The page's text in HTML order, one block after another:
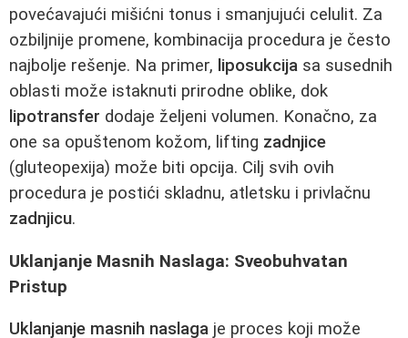
povećavajući mišićni tonus i smanjujući celulit. Za
ozbiljnije promene, kombinacija procedura je često
najbolje rešenje. Na primer, liposukcija sa susednih
oblasti može istaknuti prirodne oblike, dok
lipotransfer dodaje željeni volumen. Konačno, za
one sa opuštenom kožom, lifting zadnjice
(gluteopexija) može biti opcija. Cilj svih ovih
procedura je postići skladnu, atletsku i privlačnu
zadnjicu.
Uklanjanje Masnih Naslaga: Sveobuhvatan
Pristup
Uklanjanje masnih naslaga je proces koji može